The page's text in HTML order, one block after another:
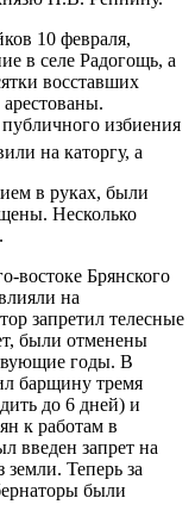
10 февраля,
в селе Радогощь, а
восставших
избиения
на каторгу, а
в руках, были
Несколько
востоке Брянского
на
запретил телесные
были отменены
годы. В
барщину тремя
до 6 дней) и
к работам в
введен запрет на
Те­перь за
были